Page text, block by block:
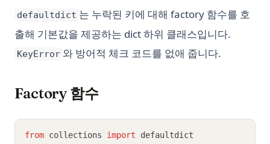
defaultdict 는 누락된 키에 대해 factory 함수를 호
출해 기본값을 제공하는 dict 하위 클래스입니다.
KeyError 와 방어적 체크 코드를 없애 줍니다.
Factory 함수
from collections import defaultdict